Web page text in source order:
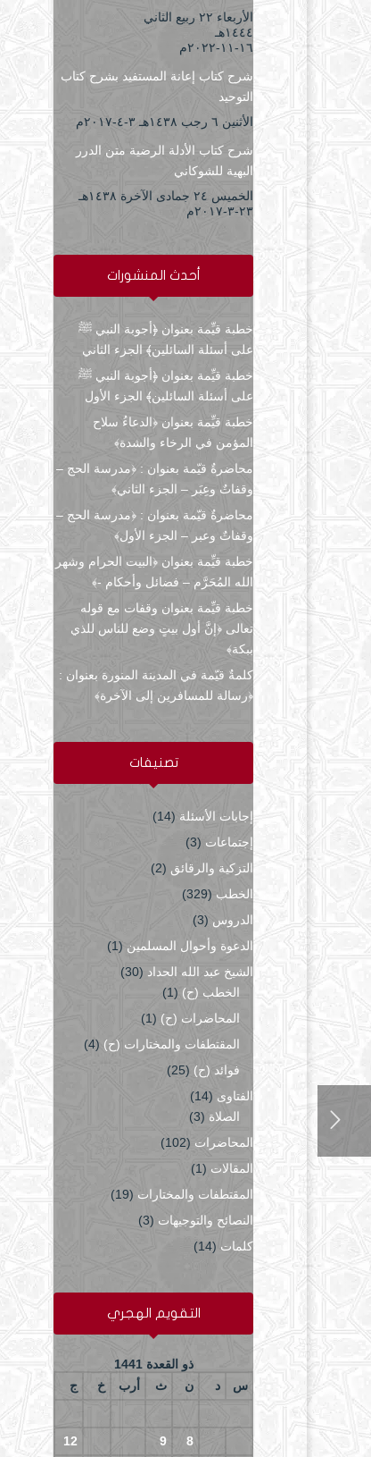
الأربعاء ۲۲ ربيع الثاني
۱٤٤٤هـ
۱٦-۱۱-۲۰۲۲م
شرح كتاب إعانة المستفيد بشرح كتاب
التوحيد
الأثنين ٦ رجب ۱٤۳۸هـ ۳-٤-۲۰۱۷م
شرح كتاب الأدلة الرضية متن الدرر
البهية للشوكاني
الخميس ۲٤ جمادى الآخرة ۱٤۳۸هـ
۲۳-۳-۲۰۱۷م
أحدث المنشورات
خطبة قيِّمة بعنوان ﴿أجوبة النبي ﷺ
على أسئلة السائلين﴾ الجزء الثاني
خطبة قيِّمة بعنوان ﴿أجوبة النبي ﷺ
على أسئلة السائلين﴾ الجزء الأول
خطبة قيِّمة بعنوان ﴿الدعاءُ سلاح
المؤمن في الرخاء والشدة﴾
محاضرةٌ قيّمة بعنوان : ﴿مدرسة الحج –
وقفاتٌ وعِبَر – الجزء الثاني﴾
محاضرةٌ قيّمة بعنوان : ﴿مدرسة الحج –
وقفاتٌ وعبر – الجزء الأول﴾
خطبة قيِّمة بعنوان ﴿البيت الحرام وشهر
الله المُحَرَّم – فضائل وأحكام -﴾
خطبة قيِّمة بعنوان وقفات مع قوله
تعالى ﴿إنَّ أول بيتٍ وضع للناس للذي
ببكة﴾
كلمةٌ قيّمة في المدينة المنورة بعنوان :
﴿رسالة للمسافرين إلى الآخرة﴾
تصنيفات
إجابات الأسئلة (14)
إجتماعات (3)
التزكية والرقائق (2)
الخطب (329)
الدروس (3)
الدعوة وأحوال المسلمين (1)
الشيخ عبد الله الحداد (30)
الخطب (ح) (1)
المحاضرات (ح) (1)
المقتطفات والمختارات (ح) (4)
فوائد (ح) (25)
الفتاوى (14)
الصلاة (3)
المحاضرات (102)
المقالات (1)
المقتطفات والمختارات (19)
النصائح والتوجيهات (3)
كلمات (14)
التقويم الهجري
ذو القعدة 1441
س
د ن ث أرب خ ج
8
9
12